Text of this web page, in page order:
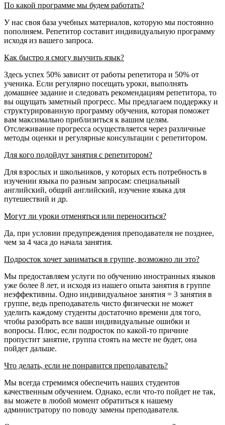
По какой программе мы будем работать?
У нас своя база учебных материалов, которую мы постоянно
пополняем. Репетитор составит индивидуальную программу
исходя из вашего запроса.
Как быстро я смогу выучить язык?
Здесь успех 50% зависит от работы репетитора и 50% от
ученика. Если регулярно посещать уроки, выполнять
домашнее задание и следовать рекомендациям репетитора, то
вы ощущать заметный прогресс. Мы предлагаем поддержку и
структурированную программу обучения, которая поможет
вам максимально приблизиться к вашим целям.
Отслеживание прогресса осуществляется через различные
методы оценки и регулярные консультации с репетитором.
Для кого подойдут занятия с репетитором?
Для взрослых и школьников, у которых есть потребность в
изучении языка по разным запросам: специальный
английский, общий английский, изучение языка для
путешествий и др.
Могут ли уроки отменяться или переноситься?
Да, при условии предупреждения преподавателя не позднее,
чем за 4 часа до начала занятия.
Подросток хочет заниматься в группе, возможно ли это?
Мы предоставляем услуги по обучению иностранных языков
уже более 8 лет, и исходя из нашего опыта занятия в группе
неэффективны. Одно индивидуальное занятия = 3 занятия в
группе, ведь преподаватель чисто физически не может
уделить каждому студенты достаточно времени для того,
чтобы разобрать все ваши индивидуальные ошибки и
вопросы. Плюс, если подросток по какой-то причине
пропустит занятие, группа стоять на месте не будет, она
пойдет дальше.
Что делать, если не понравится преподаватель?
Мы всегда стремимся обеспечить наших студентов
качественным обучением. Однако, если что-то пойдет не так,
вы можете в любой момент обратиться к нашему
администратору по поводу замены преподавателя.